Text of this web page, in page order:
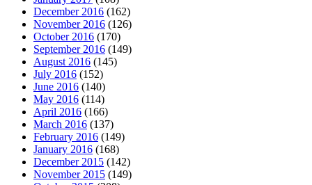
December 2016 (162)
November 2016 (126)
October 2016 (170)
September 2016 (149)
August 2016 (145)
July 2016 (152)
June 2016 (140)
May 2016 (114)
April 2016 (166)
March 2016 (137)
February 2016 (149)
January 2016 (168)
December 2015 (142)
November 2015 (149)